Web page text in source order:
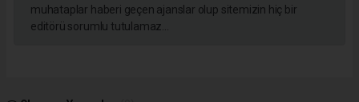
muhataplar haberi geçen ajanslar olup sitemizin hiç bir
editörü sorumlu tutulamaz...